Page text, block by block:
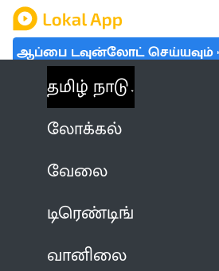
ஆப்பை டவுன்லோட் செய்யவும்
தமிழ் நாடு
லோக்கல்
வேலை
டிரெண்டிங்
வானிலை